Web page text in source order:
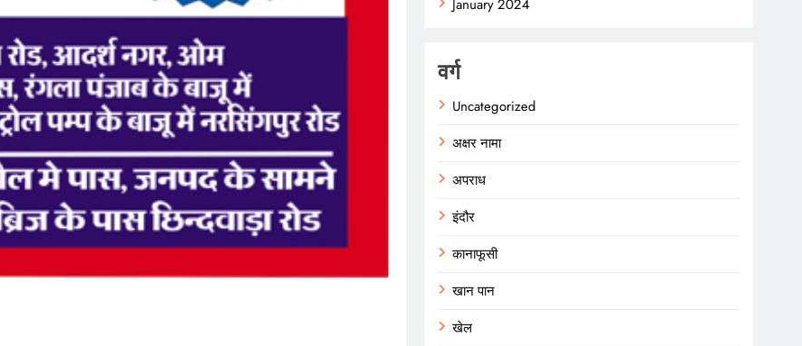
January 2024
वर्ग
Uncategorized
अक्षर नामा
अपराध
इंदौर
कानाफूसी
खान पान
खेल